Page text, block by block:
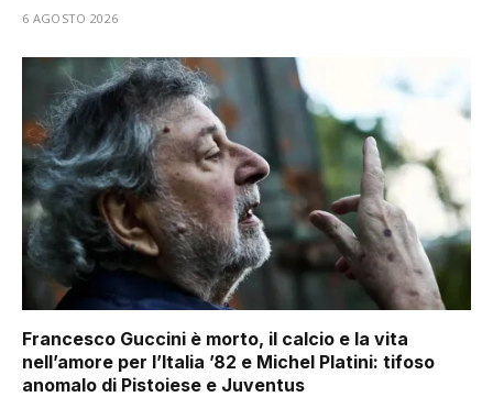
6 AGOSTO 2026
Francesco Guccini è morto, il calcio e la vita
nell’amore per l’Italia ’82 e Michel Platini: tifoso
anomalo di Pistoiese e Juventus